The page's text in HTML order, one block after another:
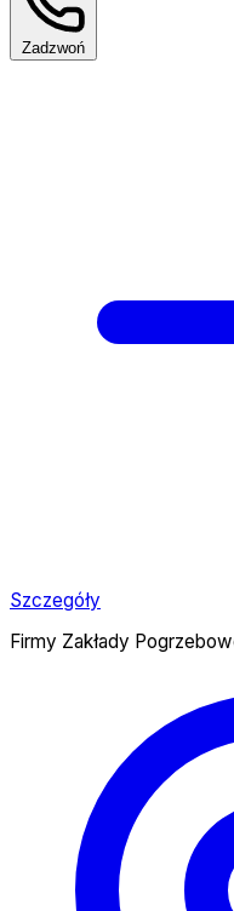
Zadzwoń
Szczegóły
Firmy Zakłady